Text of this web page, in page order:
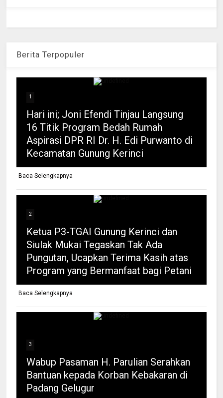
Berita Terpopuler
1
Hari ini; Joni Efendi Tinjau Langsung
16 Titik Program Bedah Rumah
Aspirasi DPR RI Dr. H. Edi Purwanto di
Kecamatan Gunung Kerinci
Baca Selengkapnya
2
Ketua P3-TGAI Gunung Kerinci dan
Siulak Mukai Tegaskan Tak Ada
Pungutan, Ucapkan Terima Kasih atas
Program yang Bermanfaat bagi Petani
Baca Selengkapnya
3
Wabup Pasaman H. Parulian Serahkan
Bantuan kepada Korban Kebakaran di
Padang Gelugur